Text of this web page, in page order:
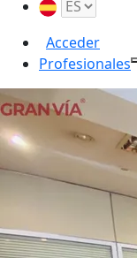
Acceder
Profesionales